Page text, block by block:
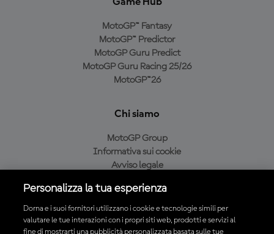
MotoGP™ Fantasy
MotoGP™ Predictor
MotoGP Guru Predict
MotoGP Guru Racing 25/26
MotoGP™26
Chi siamo
MotoGP Group
Informativa sui cookie
Avviso legale
Condizioni di acquisto
Personalizza la tua esperienza
Dorna e i suoi fornitori utilizzano i cookie e tecnologie simili per
valutare le tue interazioni con i propri siti web, prodotti e servizi al
fine di mostrarti una pubblicità personalizzata basata sulle tue